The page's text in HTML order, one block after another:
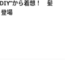
DIY”から着想！ 髪
場